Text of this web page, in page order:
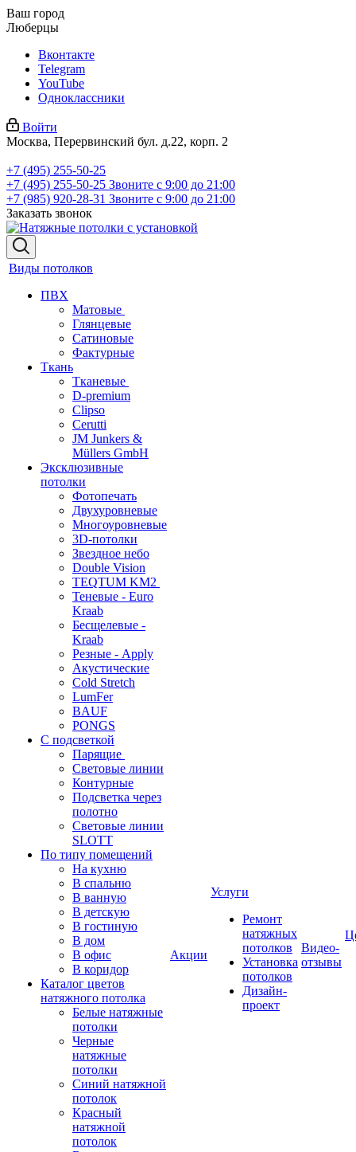
Ваш город
Люберцы
Вконтакте
Telegram
YouTube
Одноклассники
Войти
Москва, Перервинский бул. д.22, корп. 2
+7 (495) 255-50-25
+7 (495) 255-50-25 Звоните с 9:00 до 21:00
+7 (985) 920-28-31 Звоните с 9:00 до 21:00
Заказать звонок
Виды потолков
ПВХ
Матовые
Глянцевые
Сатиновые
Фактурные
Ткань
Тканевые
D-premium
Clipso
Cerutti
JM Junkers &
Müllers GmbH
Эксклюзивные
потолки
Фотопечать
Двухуровневые
Многоуровневые
3D-потолки
Звездное небо
Double Vision
TEQTUM KM2
Теневые - Euro
Kraab
Бесщелевые -
Kraab
Резные - Apply
Акустические
Cold Stretch
LumFer
BAUF
PONGS
С подсветкой
Парящие
Световые линии
Контурные
Подсветка через
полотно
Световые линии
SLOTT
По типу помещений
На кухню
В спальню
В ванную
В детскую
В гостиную
В дом
В офис
В коридор
Каталог цветов
натяжного потолка
Белые натяжные
потолки
Черные
натяжные
потолки
Синий натяжной
потолок
Красный
натяжной
потолок
Акции
Услуги
Ремонт
натяжных
потолков
Установка
потолков
Дизайн-
проект
Видео-
отзывы